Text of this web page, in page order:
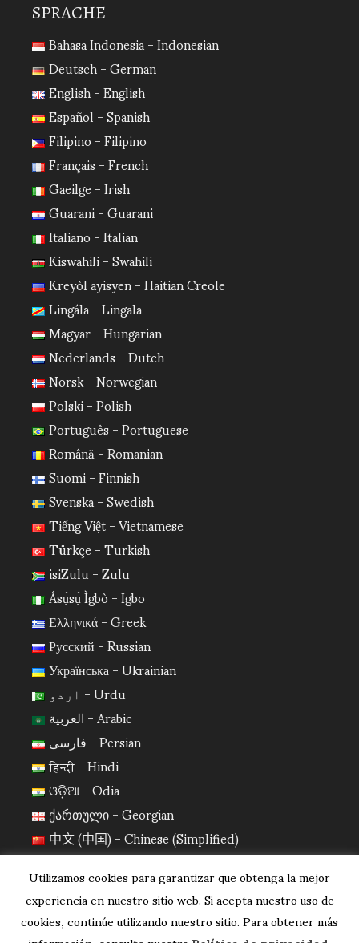
SPRACHE
Bahasa Indonesia - Indonesian
Deutsch - German
English - English
Español - Spanish
Filipino - Filipino
Français - French
Gaeilge - Irish
Guarani - Guarani
Italiano - Italian
Kiswahili - Swahili
Kreyòl ayisyen - Haitian Creole
Lingála - Lingala
Magyar - Hungarian
Nederlands - Dutch
Norsk - Norwegian
Polski - Polish
Português - Portuguese
Română - Romanian
Suomi - Finnish
Svenska - Swedish
Tiếng Việt - Vietnamese
Türkçe - Turkish
isiZulu - Zulu
Ásụ̀sụ̀ Ìgbò - Igbo
Ελληνικά - Greek
Русский - Russian
Українська - Ukrainian
اردو - Urdu
العربية - Arabic
فارسی - Persian
हिन्दी - Hindi
ଓଡ଼ିଆ - Odia
ქართული - Georgian
中文 (中国) - Chinese (Simplified)
日本語 - Japanese
한국어 - Korean
Utilizamos cookies para garantizar que obtenga la mejor
experiencia en nuestro sitio web. Si acepta nuestro uso de
cookies, continúe utilizando nuestro sitio. Para obtener más